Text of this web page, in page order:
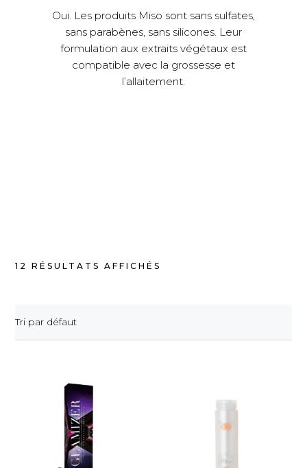
Oui. Les produits Miso sont sans sulfates,
sans parabènes, sans silicones. Leur
formulation aux extraits végétaux est
compatible avec la grossesse et
l’allaitement.
12 RÉSULTATS AFFICHÉS
Tri par défaut